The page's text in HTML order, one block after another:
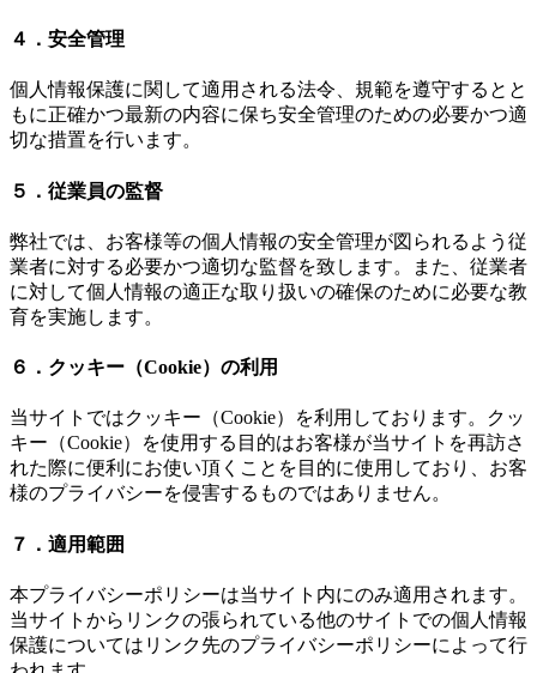
４．安全管理
個人情報保護に関して適用される法令、規範を遵守するとと
もに正確かつ最新の内容に保ち安全管理のための必要かつ適
切な措置を行います。
５．従業員の監督
弊社では、お客様等の個人情報の安全管理が図られるよう従
業者に対する必要かつ適切な監督を致します。また、従業者
に対して個人情報の適正な取り扱いの確保のために必要な教
育を実施します。
６．クッキー（Cookie）の利用
当サイトではクッキー（Cookie）を利用しております。クッ
キー（Cookie）を使用する目的はお客様が当サイトを再訪さ
れた際に便利にお使い頂くことを目的に使用しており、お客
様のプライバシーを侵害するものではありません。
７．適用範囲
本プライバシーポリシーは当サイト内にのみ適用されます。
当サイトからリンクの張られている他のサイトでの個人情報
保護についてはリンク先のプライバシーポリシーによって行